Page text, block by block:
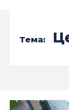
Тема: